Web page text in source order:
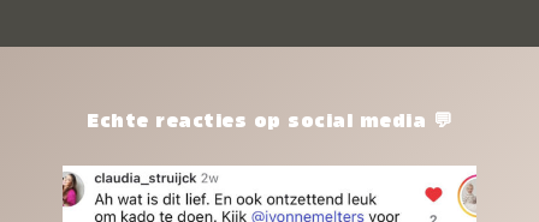
het waard.Echte reacties op social media 💬